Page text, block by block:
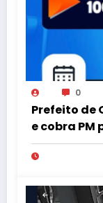
0
Prefeito de
e cobra
viaturas